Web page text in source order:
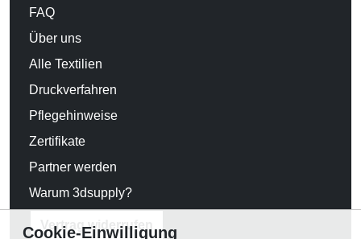
FAQ
Über uns
Alle Textilien
Druckverfahren
Pflegehinweise
Zertifikate
Partner werden
Warum 3dsupply?
Vertrag widerrufen
Cookie-Einwilligung